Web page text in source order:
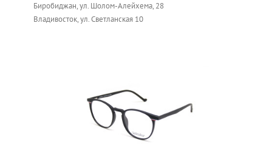
Биробиджан, ул. Шолом-Алейхема, 28
Владивосток, ул. Светланская 10